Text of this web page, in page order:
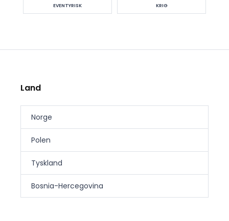
EVENTYRISK KRIG
Land
Norge
Polen
Tyskland
Bosnia-Hercegovina